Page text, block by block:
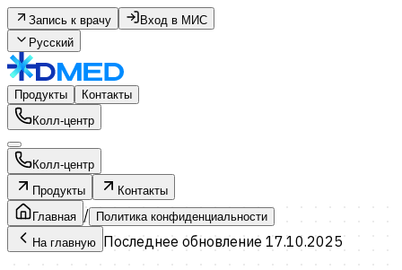
Запись к врачу
Вход в МИС
Русский
Продукты
Контакты
Колл-центр
Колл-центр
Продукты
Контакты
Главная /
Политика конфиденциальности
На главную Последнее обновление 17.10.2025